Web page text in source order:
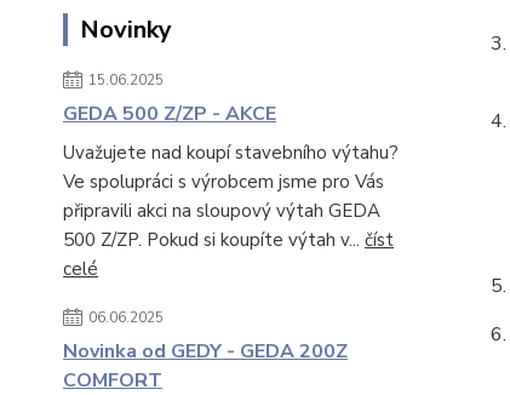
Novinky
15.06.2025
GEDA 500 Z/ZP - AKCE
Uvažujete nad koupí stavebního výtahu?
Ve spolupráci s výrobcem jsme pro Vás
připravili akci na sloupový výtah GEDA
500 Z/ZP. Pokud si koupíte výtah v... číst
celé
06.06.2025
Novinka od GEDY - GEDA 200Z
COMFORT